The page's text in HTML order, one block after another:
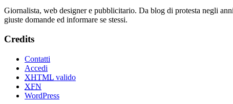
Giornalista, web designer e pubblicitario. Da blog di protesta negli
giuste domande ed informare se stessi.
Credits
Contatti
Accedi
XHTML valido
XFN
WordPress